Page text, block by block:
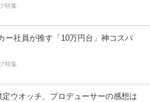
特集
ー社員が推す「10万円台」神コスパ
特集
定ウオッチ、プロデューサーの感想は